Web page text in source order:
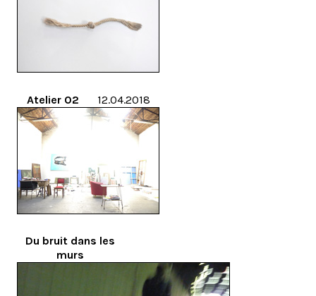
Atelier 02 12.04.2018
Du bruit dans les
murs